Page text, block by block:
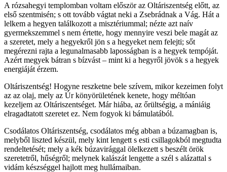
A rózsahegyi templomban voltam először az Oltáriszentség előtt, az
első szentmisén; s ott tovább vágtat neki a Zsebrádnak a Vág. Hát a
lelkem a hegyen találkozott a misztériummal; nézte azt naív
gyermekszemmel s nem értette, hogy mennyire veszi bele magát az
a szeretet, mely a hegyekről jön s a hegyeket nem felejti; sőt
megérezni rajta a legunalmasabb laposságban is a hegyek tempóját.
Azért megyek bátran s bízvást – mint ki a hegyről jövök s a hegyek
energiáját érzem.
Oltáriszentség! Hogyne reszketne bele szívem, mikor kezeimen folyt
az az olaj, mely az Úr könyörületének kenete, hogy méltóan
kezeljem az Oltáriszentséget. Már hiába, az őrültségig, a mániáig
elragadtatott szeretet ez. Nem fogyok ki bámulatából.
Csodálatos Oltáriszentség, csodálatos még abban a búzamagban is,
melyből liszted készül, mely kint lengett s esti csillagokból megtudta
rendeltetését; mely a kék búzavirággal ölelkezett s beszélt örök
szeretetről, hűségről; melynek kalászát lengette a szél s alázattal s
vidám készséggel hajlott meg hullámaiban.